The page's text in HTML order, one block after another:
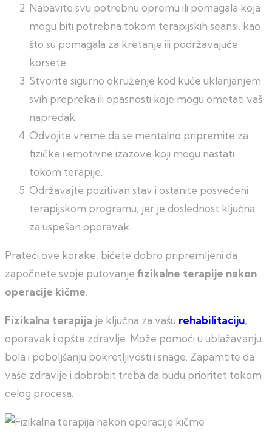
Nabavite svu potrebnu opremu ili pomagala koja
mogu biti potrebna tokom terapijskih seansi, kao
što su pomagala za kretanje ili podržavajuće
korsete.
Stvorite sigurno okruženje kod kuće uklanjanjem
svih prepreka ili opasnosti koje mogu ometati vaš
napredak.
Odvojite vreme da se mentalno pripremite za
fizičke i emotivne izazove koji mogu nastati
tokom terapije.
Održavajte pozitivan stav i ostanite posvećeni
terapijskom programu, jer je doslednost ključna
za uspešan oporavak.
Prateći ove korake, bićete dobro pripremljeni da
započnete svoje putovanje fizikalne terapije nakon
operacije kičme
Fizikalna terapija je ključna za vašu rehabilitaciju,
oporavak i opšte zdravlje. Može pomoći u ublažavanju
bola i poboljšanju pokretljivosti i snage. Zapamtite da
vaše zdravlje i dobrobit treba da budu prioritet tokom
celog procesa.